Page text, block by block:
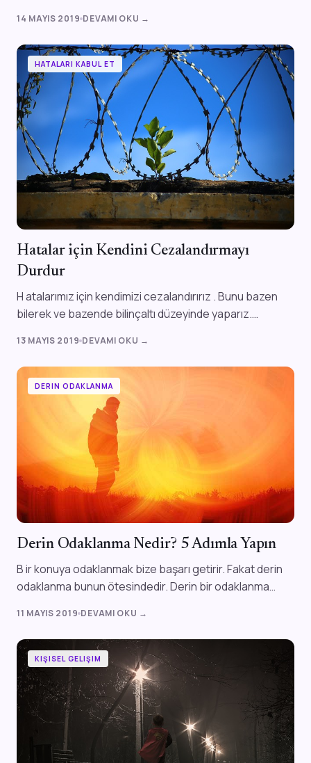
14 MAYIS 2019 DEVAMI OKU →
HATALARI KABUL ET
Hatalar için Kendini Cezalandırmayı
Durdur
H atalarımız için kendimizi cezalandırırız . Bunu bazen
bilerek ve bazende bilinçaltı düzeyinde yaparız.
13 MAYIS 2019 DEVAMI OKU →
DERIN ODAKLANMA
Derin Odaklanma Nedir? 5 Adımla Yapın
B ir konuya odaklanmak bize başarı getirir. Fakat derin
odaklanma bunun ötesindedir. Derin bir odaklanma
11 MAYIS 2019 DEVAMI OKU →
KIŞISEL GELIŞIM